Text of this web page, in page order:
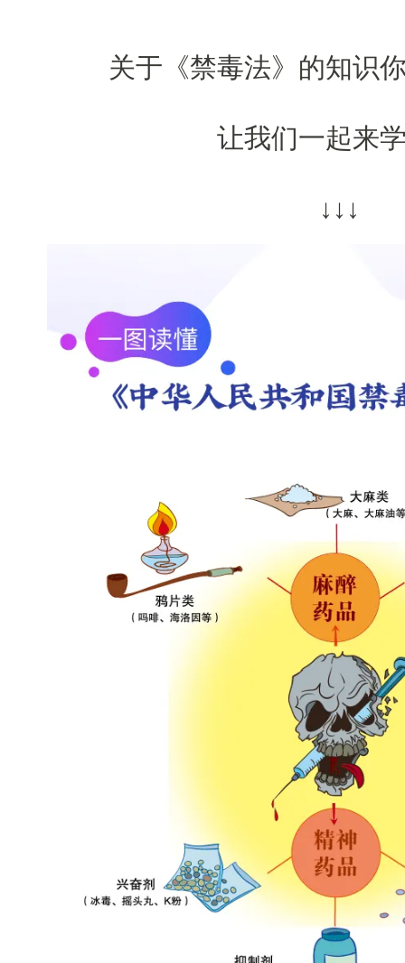
关于《禁毒法》的知识
让我们一起来
↓↓↓